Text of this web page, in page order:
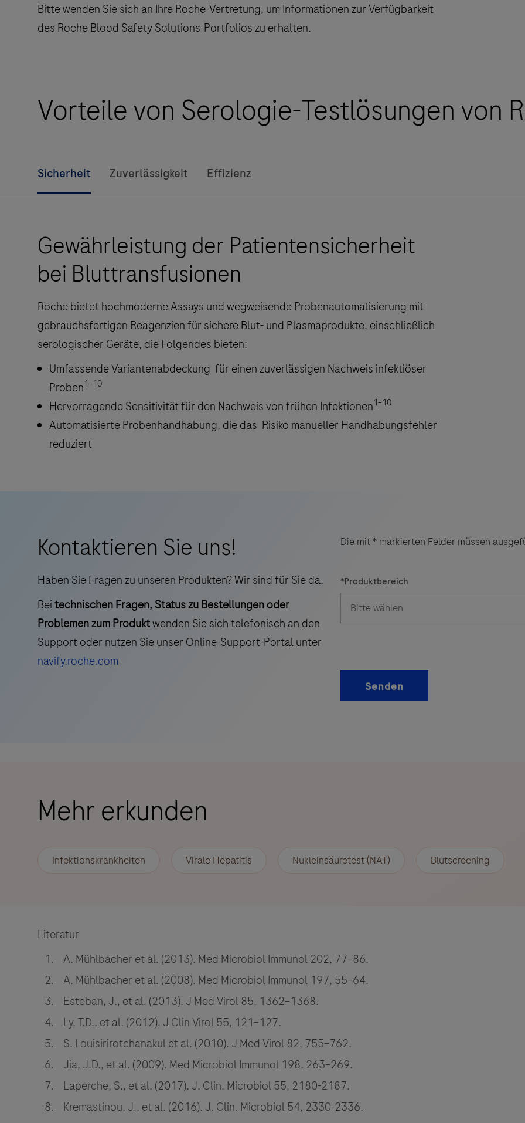
Bitte wenden Sie sich an Ihre Roche-Vertretung, um Informationen zur Verfügbarkeit
des Roche Blood Safety Solutions-Portfolios zu erhalten.
Vorteile von Serologie-Testlösungen von
Sicherheit Zuverlässigkeit Effizienz
Gewährleistung der Patientensicherheit
bei Bluttransfusionen
Roche bietet hochmoderne Assays und wegweisende Probenautomatisierung mit
gebrauchsfertigen Reagenzien für sichere Blut- und Plasmaprodukte, einschließlich
serologischer Geräte, die Folgendes bieten:
Umfassende Variantenabdeckung für einen zuverlässigen Nachweis infektiöser
Proben1–10
Hervorragende Sensitivität für den Nachweis von frühen Infektionen1–10
Automatisierte Probenhandhabung, die das Risiko manueller Handhabungsfehler
reduziert
Kontaktieren Sie uns!
Haben Sie Fragen zu unseren Produkten? Wir sind für Sie da.
Beitechnischen Fragen, Status zu Bestellungen oder
Problemen zum Produktwenden Sie sich telefonisch an den
Support oder nutzen Sie unser Online-Support-Portal unter
navify.roche.com
Die mit * markierten Felder müssen
*Produktbereich
Senden
Mehr erkunden
Infektionskrankheiten Virale Hepatitis Nukleinsäuretest (NAT) Blutscreening
Literatur
A. Mühlbacher et al. (2013). Med Microbiol Immunol 202, 77–86.
A. Mühlbacher et al. (2008). Med Microbiol Immunol 197, 55–64.
Esteban, J., et al. (2013). J Med Virol 85, 1362–1368.
Ly, T.D., et al. (2012). J Clin Virol 55, 121–127.
S. Louisirirotchanakul et al. (2010). J Med Virol 82, 755–762.
Jia, J.D., et al. (2009). Med Microbiol Immunol 198, 263–269.
Laperche, S., et al. (2017). J. Clin. Microbiol 55, 2180-2187.
Kremastinou, J., et al. (2016). J. Clin. Microbiol 54, 2330-2336.